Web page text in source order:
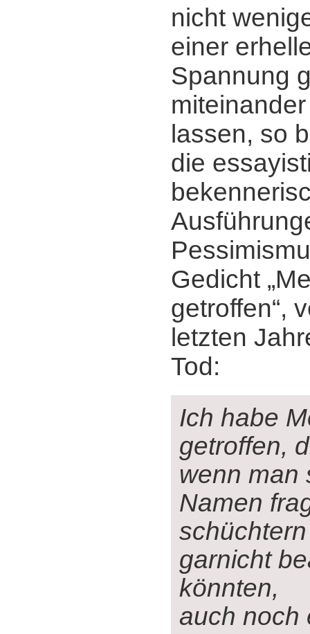
nicht
einer
Spannung
lassen, so
die
Gedicht
getroffen“,
letzten
Tod:
Ich habe
getroffen,
wenn man
Namen
garnicht
könnten,
auch noch